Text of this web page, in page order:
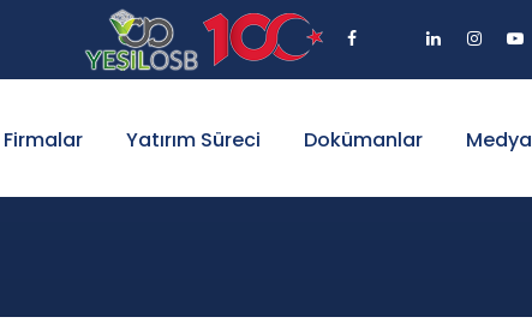
Firmalar Yatırım Süreci Dokümanlar Medya